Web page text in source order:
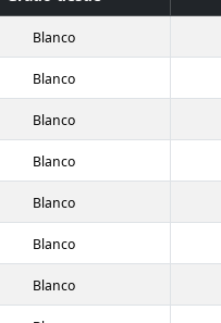
Blanco
Blanco
Blanco
Blanco
Blanco
Blanco
Blanco